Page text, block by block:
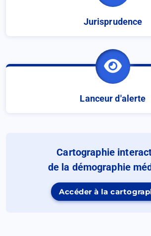
Jurisprudence
dans
un
nouvel
Lanceur d'alerte
Cartographie
de la démographie
Accéder à la